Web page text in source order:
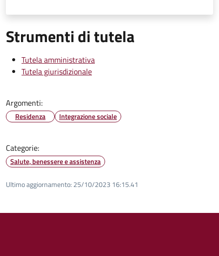
Strumenti di tutela
Tutela amministrativa
Tutela giurisdizionale
Argomenti:
Residenza Integrazione sociale
Categorie:
Salute, benessere e assistenza
Ultimo aggiornamento: 25/10/2023 16:15.41